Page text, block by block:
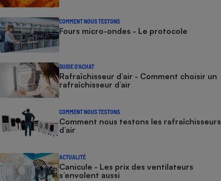
COMMENT NOUS TESTONS
Fours micro-ondes - Le protocole
GUIDE D'ACHAT
Rafraîchisseur d’air - Comment choisir un
rafraîchisseur d’air
COMMENT NOUS TESTONS
Comment nous testons les rafraîchisseurs
d’air
ACTUALITÉ
Canicule - Les prix des ventilateurs
s’envolent aussi